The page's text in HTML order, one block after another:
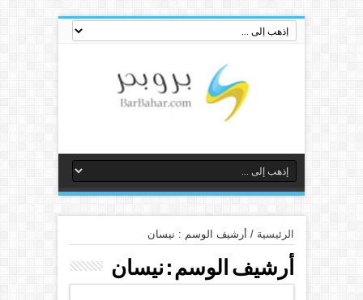
الرئيسية / أرشيف الوسم : نيسان
أرشيف الوسم :نيسان